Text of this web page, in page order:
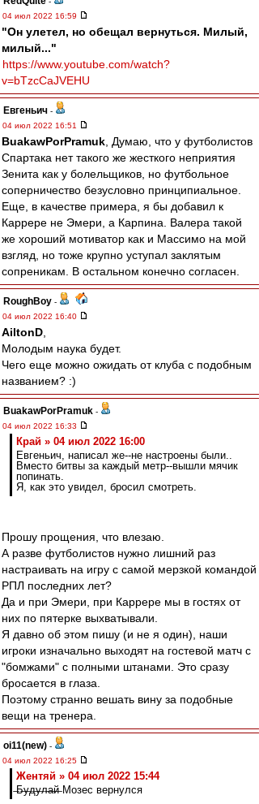
04 июл 2022 16:59
"Он улетел, но обещал вернуться. Милый,
милый..."
https://www.youtube.com/watch?
v=bTzcCaJVEHU
Евгеньич -
04 июл 2022 16:51
BuakawPorPramuk , Думаю, что у футболистов
Спартака нет такого же жесткого неприятия
Зенита как у болельщиков, но футбольное
соперничество безусловно принципиальное.
Еще, в качестве примера, я бы добавил к
Каррере не Эмери, а Карпина. Валера такой
же хороший мотиватор как и Массимо на мой
взгляд, но тоже крупно уступал заклятым
сопреникам. В остальном конечно согласен.
RoughBoy -
04 июл 2022 16:40
AiltonD
Молодым наука будет.
Чего еще можно ожидать от клуба с подобным
названием? :)
BuakawPorPramuk -
04 июл 2022 16:33
Край » 04 июл 2022 16:00
Евгеньич, написал же--не настроены были..
Вместо битвы за каждый метр--вышли мячик
попинать.
Я, как это увидел, бросил смотреть.
Прошу прощения, что влезаю.
А разве футболистов нужно лишний раз
настраивать на игру с самой мерзкой командой
РПЛ последних лет?
Да и при Эмери, при Каррере мы в гостях от
них по пятерке выхватывали.
Я давно об этом пишу (и не я один), наши
игроки изначально выходят на гостевой матч с
"бомжами" с полными штанами. Это сразу
бросается в глаза.
Поэтому странно вешать вину за подобные
вещи на тренера.
oi11(new) -
04 июл 2022 16:25
Жентяй » 04 июл 2022 15:44
̶Б̶у̶д̶у̶л̶а̶й̶ Мозес вернулся